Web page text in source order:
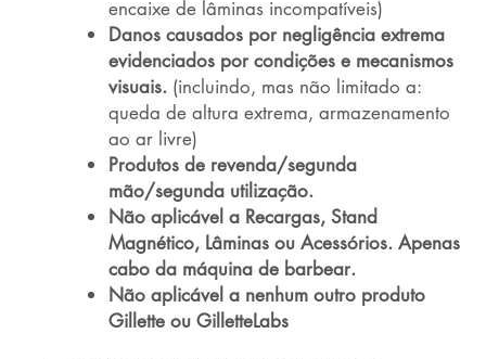
encaixe de lâminas incompatíveis)
Danos causados por negligência extrema
evidenciados por condições e mecanismos
visuais. (incluindo, mas não limitado a:
queda de altura extrema, armazenamento
ao ar livre)
Produtos de revenda/segunda
mão/segunda utilização.
Não aplicável a Recargas, Stand
Magnético, Lâminas ou Acessórios. Apenas
cabo da máquina de barbear.
Não aplicável a nenhum outro produto
Gillette ou GilletteLabs